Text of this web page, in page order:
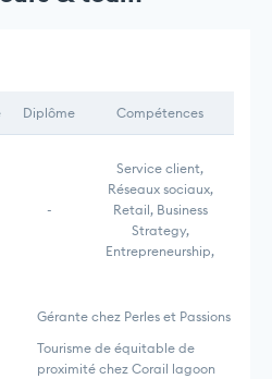
Diplôme Compétences
-
Service client,
Réseaux sociaux,
Retail, Business
Strategy,
Entrepreneurship,
Gérante chez Perles et Passions
Tourisme de équitable de
proximité chez Corail lagoon